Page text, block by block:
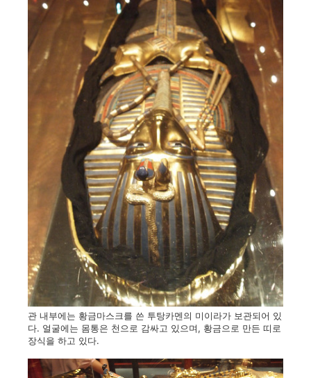
관 내부에는 황금마스크를 쓴 투탕카멘의 미이라가 보관되어 있
다. 얼굴에는 몸통은 천으로 감싸고 있으며, 황금으로 만든 띠로
장식을 하고 있다.